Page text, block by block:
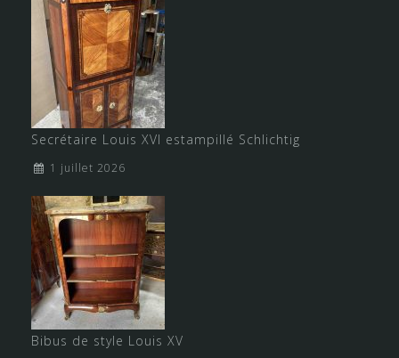
Secrétaire Louis XVI estampillé Schlichtig
1 juillet 2026
Bibus de style Louis XV